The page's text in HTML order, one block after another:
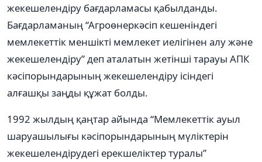
жекешелендіру бағдарламасы қабылданды.
Бағдарламаның “Агроөнеркəсіп кешеніндегі
мемлекеттік меншікті мемлекет иелігінен алу жəне
жекешелендіру” деп аталатын жетінші тарауы АПК
кəсіпорындарының жекешелендіру ісіндегі
алғашқы заңды құжат болды.
1992 жылдың қаңтар айында “Мемлекеттік ауыл
шаруашылығы кəсіпорындарының мүліктерін
жекешелендірудегі ерекшеліктер туралы”